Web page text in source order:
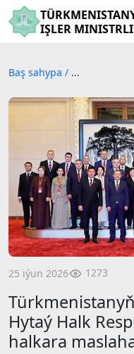
IŞLER
Baş sahypa / ...
25 iýun 2026 1273
Hytaý Halk
halkara